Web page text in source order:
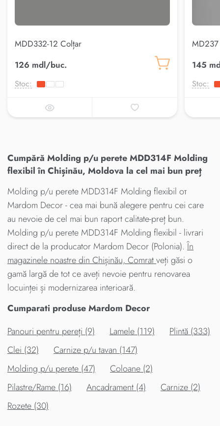
MDD332-12 Colțar
126 mdl/buc.
Stoc:
145
Stoc:
Cumpără Molding p/u perete MDD314F Molding
flexibil în Chișinău, Moldova la cel mai bun preț
Molding p/u perete MDD314F Molding flexibil от
Mardom Decor - cea mai bună alegere pentru cei care
au nevoie de cel mai bun raport calitate-preț bun.
Molding p/u perete MDD314F Molding flexibil - livrari
direct de la producator Mardom Decor (Polonia).În
magazinele noastre din Chișinău, Comratveți găsi o
gamă largă de tot ce aveți nevoie pentru renovarea
locuinței și modernizarea interioară.
Cumparati produse Mardom Decor
Panouri pentru pereți (9)
Lamele (119)
Plintă (333)
Clei (32)
Carnize p/u tavan (147)
Molding p/u perete (47)
Coloane (2)
Pilastre/Rame (16)
Ancadrament (4)
Carnize (2)
Rozete (30)